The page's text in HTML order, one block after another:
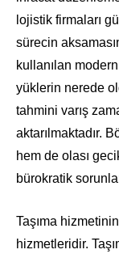
lojistik firmaları
sürecin
kullanılan
yüklerin nerede
tahmini varış
aktarılmaktadır.
hem de olası
bürokratik
Taşıma
hizmetleridir.